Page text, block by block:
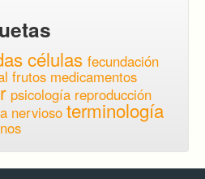
células fecundación
frutos medicamentos
psicología reproducción
nervioso terminología